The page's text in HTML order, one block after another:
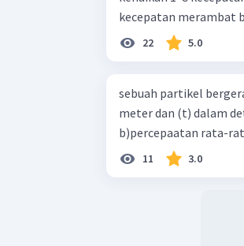
kecepatan merambat
22 5.0
sebuah partikel
meter dan (t) dalam
b)percepaatan rata-
11 3.0